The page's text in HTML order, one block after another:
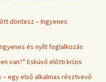
döntesz – Ingyenes
és nyílt foglalkozás
van?” Esküvő előtti krízis
egy első alkalmas résztvevő